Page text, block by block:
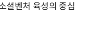
셜벤처 육성의 중심